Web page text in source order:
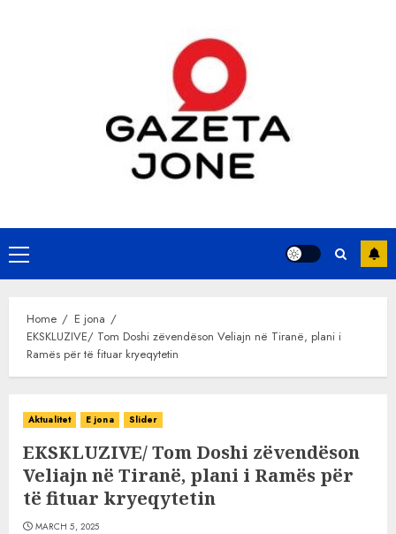
Primary
Menu
Home
E jona
EKSKLUZIVE/ Tom Doshi zëvendëson Veliajn në Tiranë, plani i
Ramës për të fituar kryeqytetin
Aktualitet E jona Slider
EKSKLUZIVE/ Tom Doshi zëvendëson
Veliajn në Tiranë, plani i Ramës për
të fituar kryeqytetin
MARCH 5, 2025